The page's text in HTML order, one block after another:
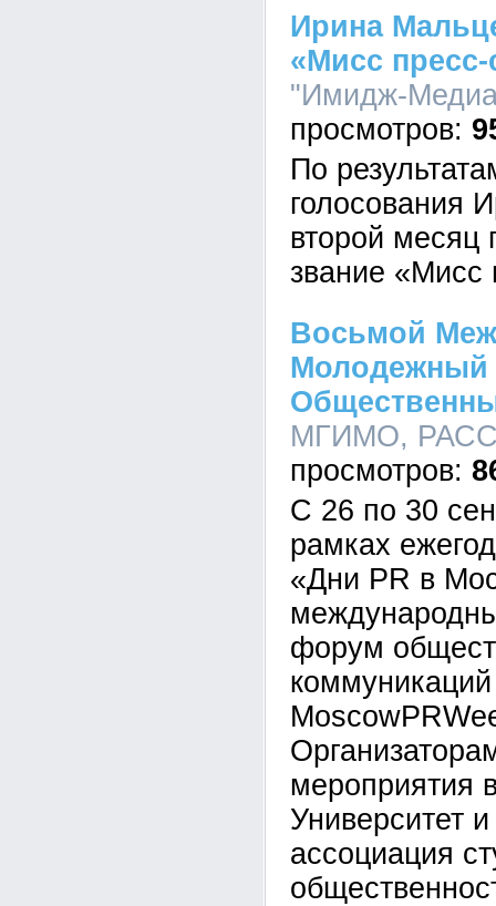
Ирина
«Мисс
"Имидж-
По
голосования
второй месяц
звание «Мисс
Восьмой
МГИМО,
С 26 по 30
рамках
«Дни PR в
форум
коммуникаций
мероприятия
Университет
ассоциация